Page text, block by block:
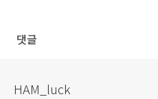
댓글
HAM_luck